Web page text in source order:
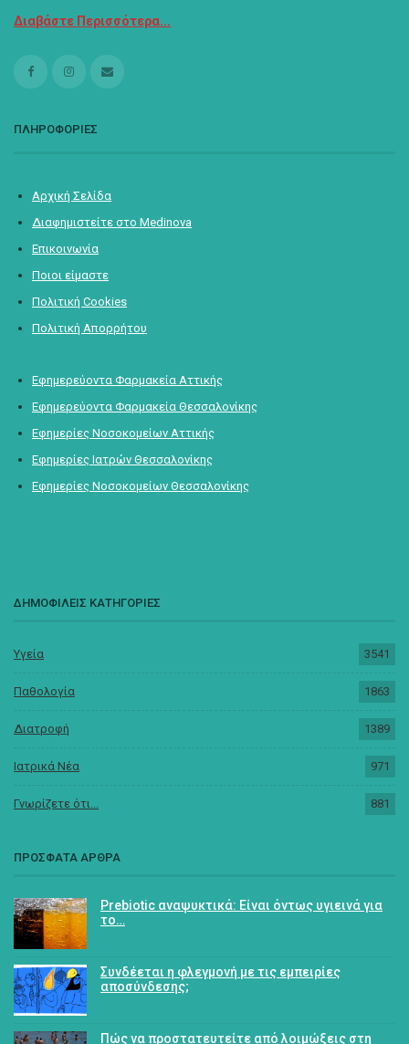
Διαβάστε Περισσότερα...
ΠΛΗΡΟΦΟΡΙΕΣ
Αρχική Σελίδα
Διαφημιστείτε στο Medinova
Επικοινωνία
Ποιοι είμαστε
Πολιτική Cookies
Πολιτική Απορρήτου
Εφημερεύοντα Φαρμακεία Αττικής
Εφημερεύοντα Φαρμακεία Θεσσαλονίκης
Εφημερίες Νοσοκομείων Αττικής
Εφημερίες Ιατρών Θεσσαλονίκης
Εφημερίες Νοσοκομείων Θεσσαλονίκης
ΔΗΜΟΦΙΛΕΙΣ ΚΑΤΗΓΟΡΙΕΣ
Υγεία 3541
Παθολογία 1863
Διατροφή 1389
Ιατρικά Νέα 971
Γνωρίζετε ότι... 881
ΠΡΟΣΦΑΤΑ ΑΡΘΡΑ
Prebiotic αναψυκτικά: Είναι όντως υγιεινά για
το…
Συνδέεται η φλεγμονή με τις εμπειρίες
αποσύνδεσης;
Πώς να προστατευτείτε από λοιμώξεις στη